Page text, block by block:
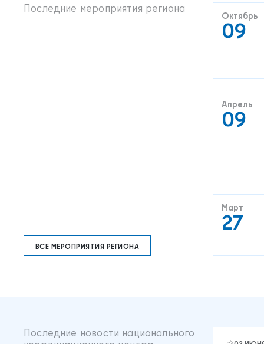
Последние мероприятия региона
ВСЕ МЕРОПРИЯТИЯ РЕГИОНА
Октябрь
09
Апрель
09
Март
27
Последние новости национального